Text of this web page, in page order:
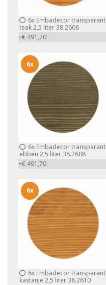
6x Embadecor transparant
teak 2,5 liter 38.2606
+€ 491,70
6x Embadecor transparant
ebben 2,5 liter 38.2608
+€ 491,70
6x
6x Embadecor transparant
kastanje 2,5 liter 38.2610
6x